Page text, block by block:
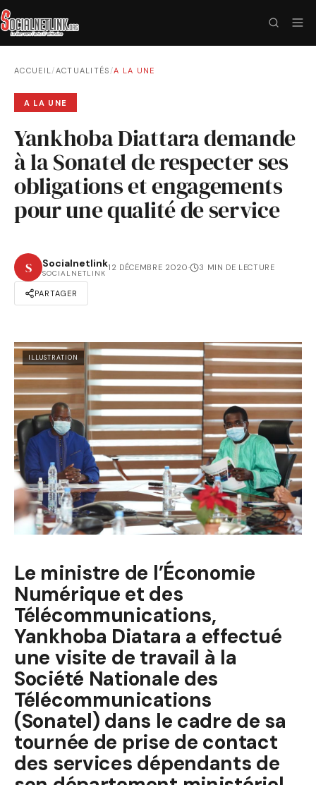
ACCUEIL/ACTUALITÉS /A LA UNE
A LA UNE
Yankhoba Diattara demande
à la Sonatel de respecter ses
obligations et engagements
pour une qualité de service
S Socialnetlink
SOCIALNETLINK
12 DÉCEMBRE 2020· 3 MIN DE LECTURE
PARTAGER
ILLUSTRATION
Le ministre de l’Économie
Numérique et des
Télécommunications,
Yankhoba Diatara a effectué
une visite de travail à la
Société Nationale des
Télécommunications
(Sonatel) dans le cadre de sa
tournée de prise de contact
des services dépendants de